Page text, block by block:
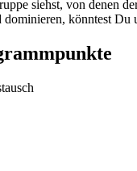
siehst, von denen
könntest Du